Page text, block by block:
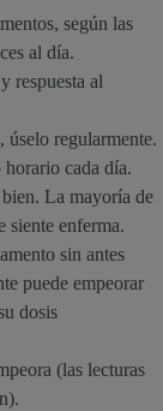
según las
al día.
respuesta al
úselo regularmente.
cada día.
bien. La mayoría de
siente enferma.
sin antes
puede empeorar
dosis
(las lecturas